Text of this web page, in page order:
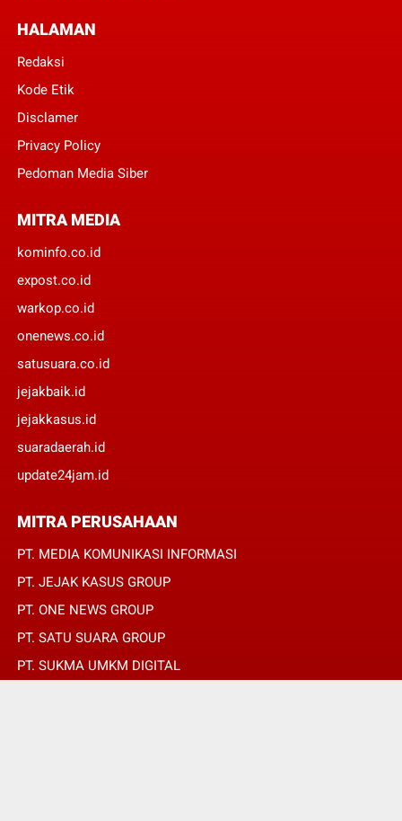
HALAMAN
Redaksi
Kode Etik
Disclamer
Privacy Policy
Pedoman Media Siber
MITRA MEDIA
kominfo.co.id
expost.co.id
warkop.co.id
onenews.co.id
satusuara.co.id
jejakbaik.id
jejakkasus.id
suaradaerah.id
update24jam.id
MITRA PERUSAHAAN
PT. MEDIA KOMUNIKASI INFORMASI
PT. JEJAK KASUS GROUP
PT. ONE NEWS GROUP
PT. SATU SUARA GROUP
PT. SUKMA UMKM DIGITAL